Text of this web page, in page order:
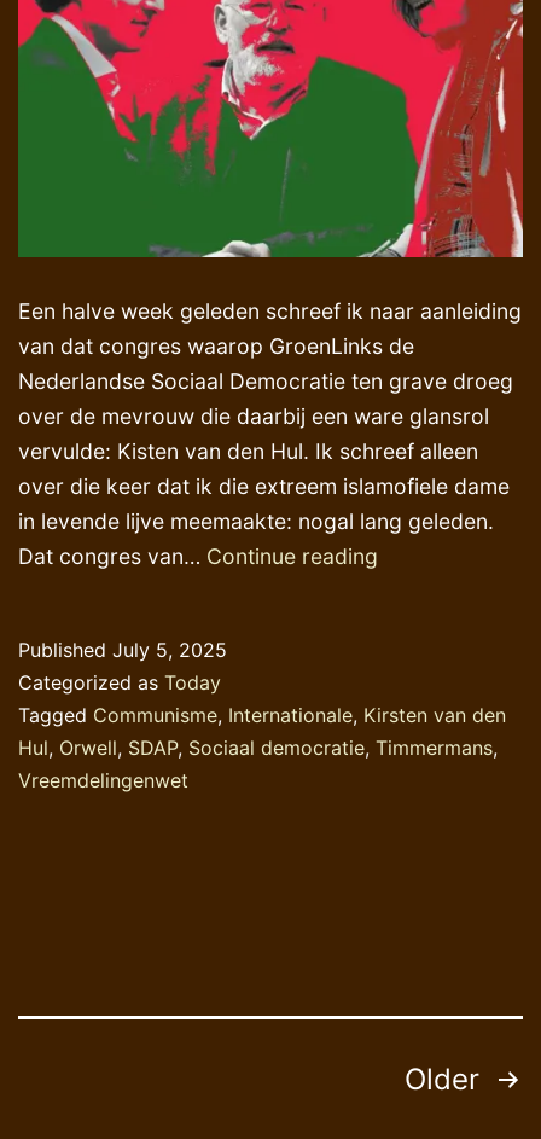
Een halve week geleden schreef ik naar aanleiding
van dat congres waarop GroenLinks de
Nederlandse Sociaal Democratie ten grave droeg
over de mevrouw die daarbij een ware glansrol
vervulde: Kisten van den Hul. Ik schreef alleen
over die keer dat ik die extreem islamofiele dame
in levende lijve meemaakte: nogal lang geleden.
Dat congres van… Continue reading
congres
Published July 5, 2025
Categorized as Today
Tagged Communisme, Internationale, Kirsten van den
Hul, Orwell, SDAP, Sociaal democratie, Timmermans,
Vreemdelingenwet
Older